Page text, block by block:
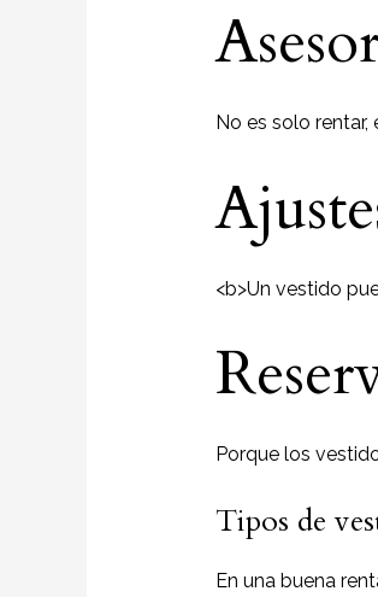
No es solo
<b>Un vestido
Porque los
Tipos de
En una buena